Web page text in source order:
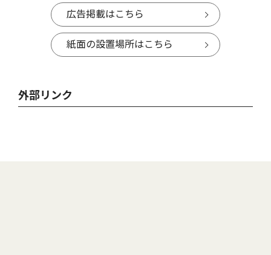
広告掲載はこちら
紙面の設置場所はこちら
外部リンク